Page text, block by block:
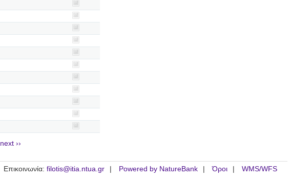
next ››
Επικοινωνία: filotis@itia.ntua.gr Powered by NatureBank Όροι WMS/WFS